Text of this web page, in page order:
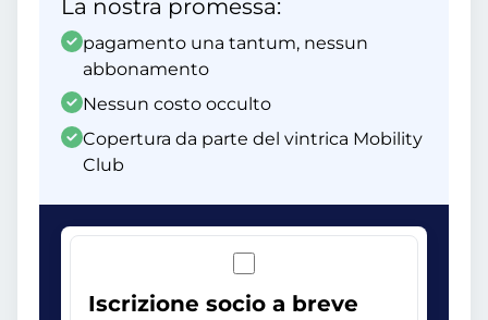
La nostra promessa:
pagamento una tantum, nessun
abbonamento
Nessun costo occulto
Copertura da parte del vintrica Mobility
Club
Iscrizione socio a breve